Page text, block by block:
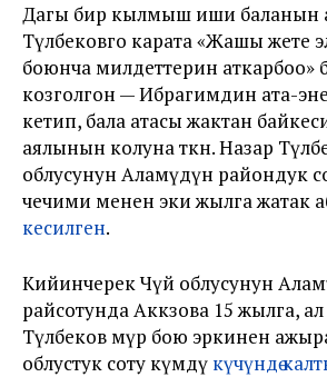
Дагы бир кылмыш иши баланын
Түлөбековго карата «Жашы жете
боюнча милдеттерин аткарбоо»
козголгон — Ибрагимдин ата-
кетип, бала атасы жактан
аялынын колуна өткөн. Назар
облусунун Аламүдүн райондук
чечими менен эки жылга жатак
кесилген.
Кийинчерек Чүй облусунун
райсотунда Аккөзова 15 жылга,
Түлөбеков өмүр бою эркинен
облустук соту өкүмдү күчүндө